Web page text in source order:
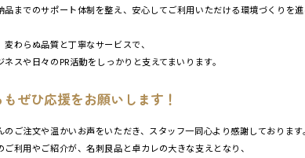
品までのサポート体制を整え、安心してご利用いただける環境づくりを進
変わらぬ品質と丁寧なサービスで、
スや日々のPR活動をしっかりと支えてまいります。
ぜひ応援をお願いします！
のご注文や温かいお声をいただき、スタッフ一同心より感謝しております。
ご利用やご紹介が、名刺良品と卓カレの大きな支えとなり、